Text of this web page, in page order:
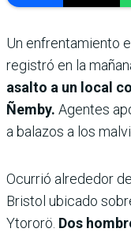
Un enfrentamiento
registró en la
asalto a un local
Ñemby. Agentes
a balazos a los
Ocurrió alrededor
Bristol ubicado
Ytororö. Dos